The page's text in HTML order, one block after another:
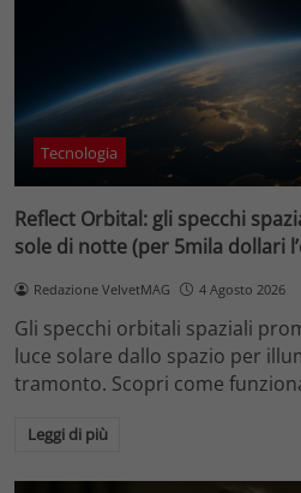
Tecnologia
Reflect Orbital: gli specchi
sole di notte (per 5mila dollari
Redazione VelvetMAG 4 Agosto 2026
Gli specchi orbitali spaziali
luce solare dallo spazio per
tramonto. Scopri come
Leggi di più